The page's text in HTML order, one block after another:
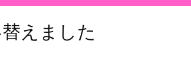
えました